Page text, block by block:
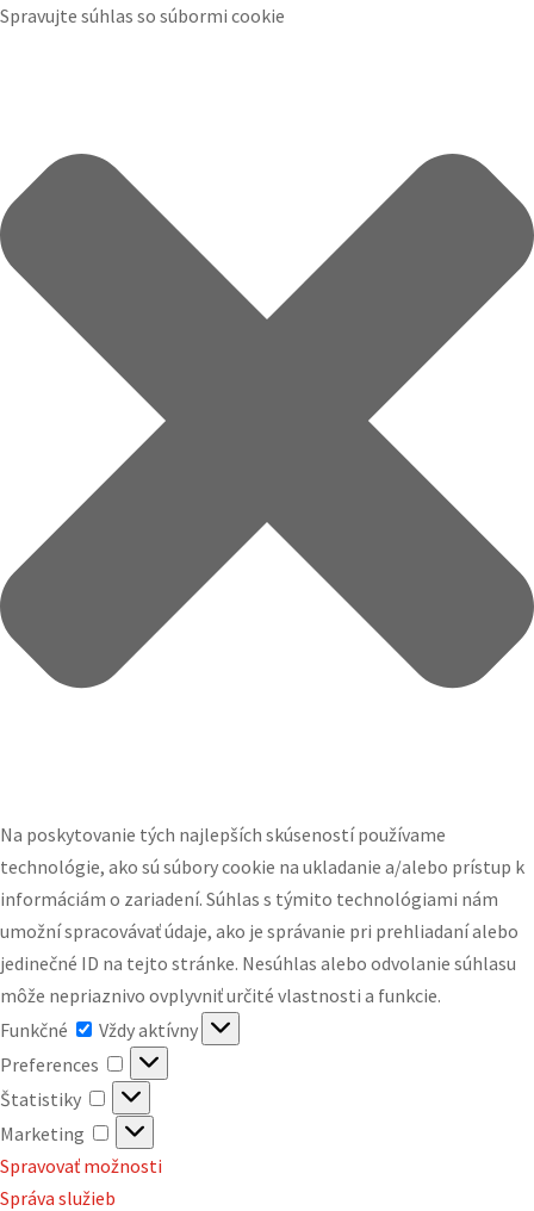
Spravujte súhlas so súbormi cookie
Na poskytovanie tých najlepších skúseností používame
technológie, ako sú súbory cookie na ukladanie a/alebo prístup k
informáciám o zariadení. Súhlas s týmito technológiami nám
umožní spracovávať údaje, ako je správanie pri prehliadaní alebo
jedinečné ID na tejto stránke. Nesúhlas alebo odvolanie súhlasu
môže nepriaznivo ovplyvniť určité vlastnosti a funkcie.
Funkčné
Funkčné
Vždy aktívny
Preferences
Preferences
Štatistiky
Štatistiky
Marketing
Marketing
Spravovať možnosti
Správa služieb